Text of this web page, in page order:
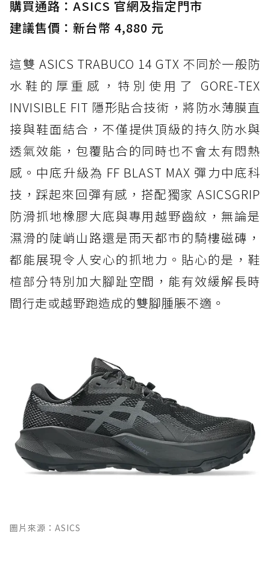
購買通路：ASICS 官網及指定門市
建議售價：新台幣 4,880 元
這雙 ASICS TRABUCO 14 GTX 不同於一般防
水鞋的厚重感，特別使用了 GORE-TEX
INVISIBLE FIT 隱形貼合技術，將防水薄膜直
接與鞋面結合，不僅提供頂級的持久防水與
透氣效能，包覆貼合的同時也不會太有悶熱
感。中底升級為 FF BLAST MAX 彈力中底科
技，踩起來回彈有感，搭配獨家 ASICSGRIP
防滑抓地橡膠大底與專用越野齒紋，無論是
濕滑的陡峭山路還是雨天都市的騎樓磁磚，
都能展現令人安心的抓地力。貼心的是，鞋
楦部分特別加大腳趾空間，能有效緩解長時
間行走或越野跑造成的雙腳腫脹不適。
圖片來源：ASICS